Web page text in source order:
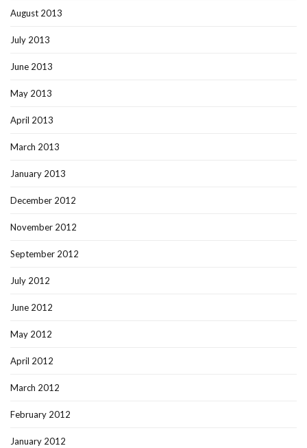
August 2013
July 2013
June 2013
May 2013
April 2013
March 2013
January 2013
December 2012
November 2012
September 2012
July 2012
June 2012
May 2012
April 2012
March 2012
February 2012
January 2012